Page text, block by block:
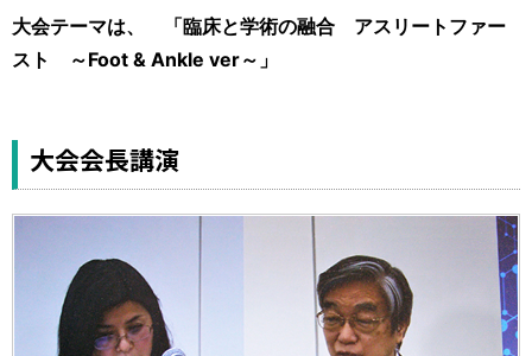
大会テーマは、 「臨床と学術の融合 アスリートファー
スト ～Foot & Ankle ver～」
大会会長講演